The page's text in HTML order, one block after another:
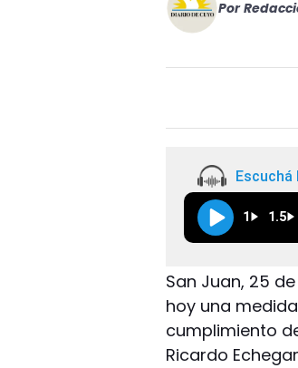
Por
1 1.5
San Juan, 25
hoy una
cumplimiento
Ricardo